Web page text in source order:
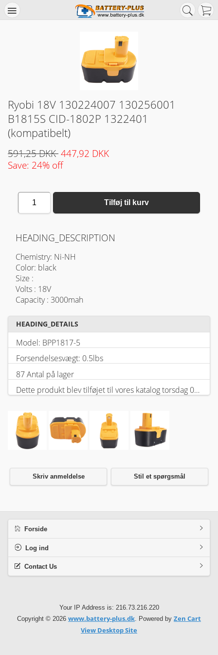
Ryobi 18V 130224007 130256001
B1815S CID-1802P 1322401
(kompatibelt)
591,25 DKK447,92 DKK
Save: 24% off
1 Tilføj til kurv
HEADING_DESCRIPTION
Chemistry: Ni-NH
Color: black
Size :
Volts : 18V
Capacity : 3000mah
HEADING_DETAILS
Model: BPP1817-5
Forsendelsesvægt: 0.5lbs
87 Antal på lager
Dette produkt blev tilføjet til vores katalog torsdag 05 februar, 2026.
Skriv anmeldelse Stil et spørgsmål
Forside
Log ind
Contact Us
Your IP Address is: 216.73.216.220
Copyright © 2026 www.battery-plus.dk. Powered by Zen Cart
View Desktop Site